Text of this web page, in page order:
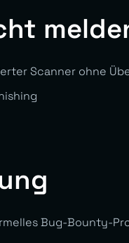
Scanner ohne
Bug-Bounty-